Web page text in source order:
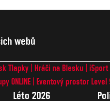
webů
Tlapky Hráči na Blesku iSport
ONLINE Eventový prostor Level
Léto 2026